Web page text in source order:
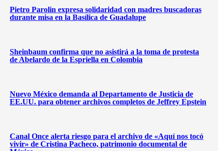
Pietro Parolin expresa solidaridad con madres buscadoras
durante misa en la Basílica de Guadalupe
Sheinbaum confirma que no asistirá a la toma de protesta
de Abelardo de la Espriella en Colombia
Nuevo México demanda al Departamento de Justicia de
EE.UU. para obtener archivos completos de Jeffrey Epstein
Canal Once alerta riesgo para el archivo de «Aquí nos tocó
vivir» de Cristina Pacheco, patrimonio documental de